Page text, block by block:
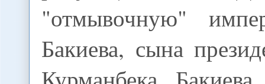
"отмывочную"
Бакиева, сына